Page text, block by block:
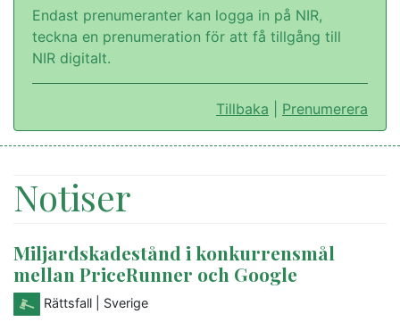
Endast prenumeranter kan logga in på NIR,
teckna en prenumeration för att få tillgång till
NIR digitalt.
Tillbaka Prenumerera
Notiser
Miljardskadestånd i konkurrensmål
mellan PriceRunner och Google
Rättsfall | Sverige